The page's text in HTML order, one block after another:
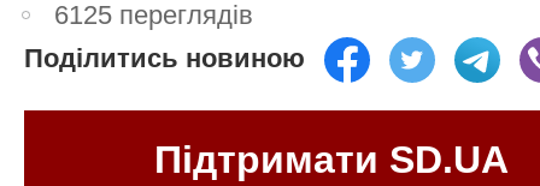
6125 переглядів
Поділитись новиною
Підтримати SD.UA